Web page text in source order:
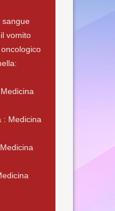
sangue
vomito
: Medicina